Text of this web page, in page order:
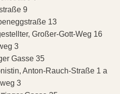
9
13
Großer-Gott-Weg 16
3
Gasse 35
Anton-Rauch-Straße 1 a
3